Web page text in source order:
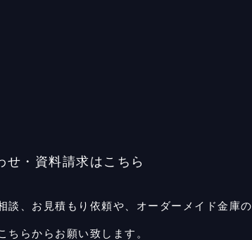
せ・資料請求はこちら
談、お見積もり依頼や、 オーダーメイド金庫の
ちらからお願い致します。